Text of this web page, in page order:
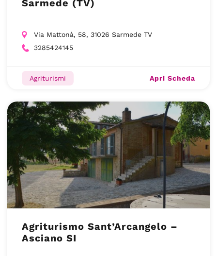
Sarmede (TV)
Via Mattonà, 58, 31026 Sarmede TV
3285424145
Agriturismi Apri Scheda
Agriturismo Sant’Arcangelo –
Asciano SI